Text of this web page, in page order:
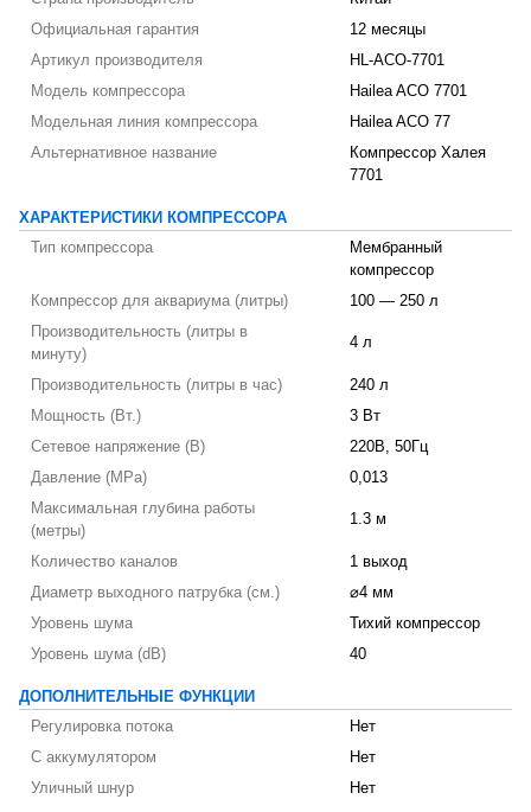
Официальная гарантия
12 месяцы
Артикул производителя
HL-ACO-7701
Модель компрессора
Hailea ACO 7701
Модельная линия компрессора
Hailea ACO 77
Альтернативное название
Компрессор Халея
7701
ХАРАКТЕРИСТИКИ КОМПРЕССОРА
Тип компрессора
Мембранный
компрессор
Компрессор для аквариума (литры)
100 — 250 л
Производительность (литры в
минуту)
4 л
Производительность (литры в час)
240 л
Мощность (Вт.)
3 Вт
Сетевое напряжение (В)
220В, 50Гц
Давление (MPa)
0,013
Максимальная глубина работы
(метры)
1.3 м
Количество каналов
1 выход
Диаметр выходного патрубка (см.)
⌀4 мм
Уровень шума
Тихий компрессор
Уровень шума (dB)
40
ДОПОЛНИТЕЛЬНЫЕ ФУНКЦИИ
Регулировка потока
Нет
С аккумулятором
Нет
Уличный шнур
Нет